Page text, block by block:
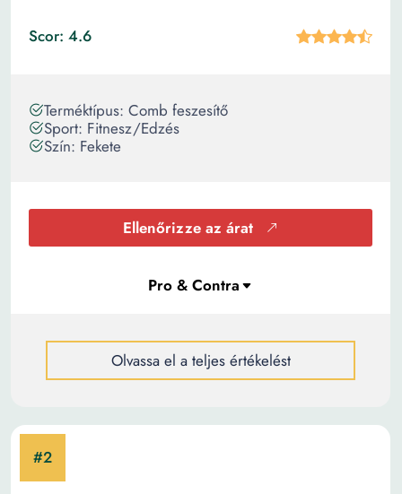
Scor: 4.6
Terméktípus: Comb feszesítő
Sport: Fitnesz/Edzés
Szín: Fekete
Ellenőrizze az árat
Olvassa el a teljes értékelést